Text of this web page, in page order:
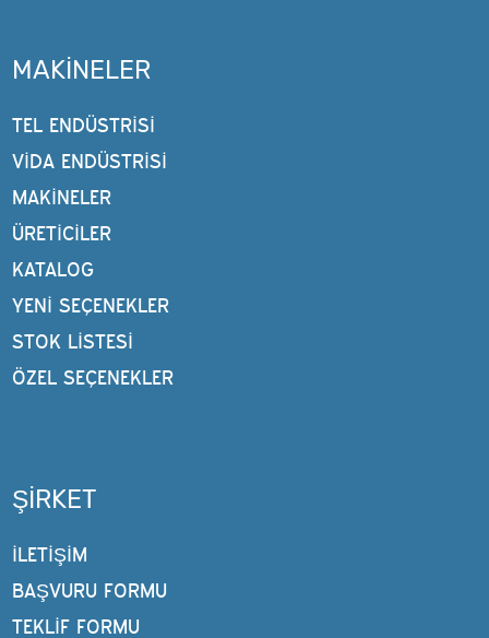
MAKINELER
TEL ENDÜSTRISI
VIDA ENDÜSTRISI
MAKINELER
ÜRETİCİLER
KATALOG
YENI SEÇENEKLER
STOK LISTESI
ÖZEL SEÇENEKLER
ŞIRKET
İLETİŞİM
BAŞVURU FORMU
TEKLIF FORMU